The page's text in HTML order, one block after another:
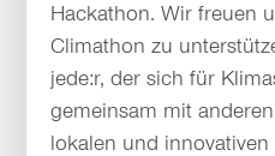
Hackathon. Wir freuen
Climathon zu
jede:r, der sich für
gemeinsam mit
lokalen und